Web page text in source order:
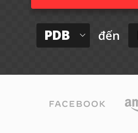
PDB đến